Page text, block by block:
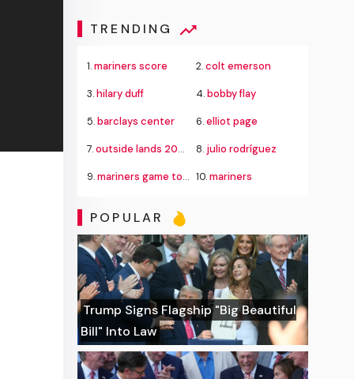
TRENDING
1.mariners score 2.colt emerson
3.hilary duff 4.bobby flay
5.barclays center 6.elliot page
7.outside lands 2026 8. julio rodríguez
9.mariners game today 10.mariners
POPULAR
Trump Signs Flagship "Big Beautiful
Bill" Into Law